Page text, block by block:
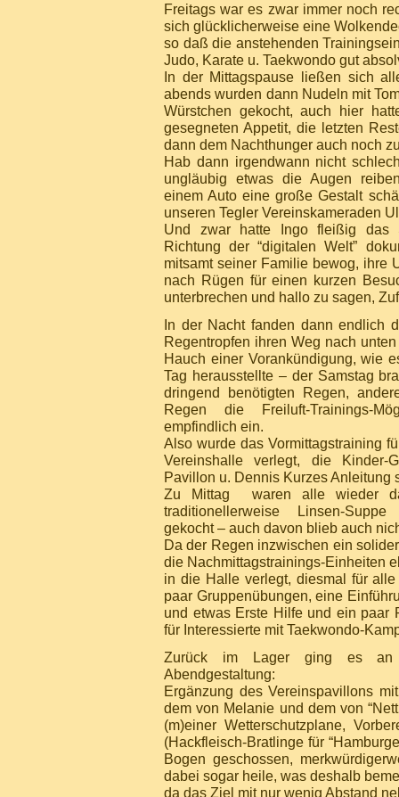
Freitags war es zwar immer noch
sich glücklicherweise eine
so daß die anstehenden
Judo, Karate u. Taekwondo gut
In der Mittagspause ließen sich
abends wurden dann Nudeln mit
Würstchen gekocht, auch hier
gesegneten Appetit, die letzten
dann dem Nachthunger auch noch
Hab dann irgendwann nicht
ungläubig etwas die Augen
einem Auto eine große Gestalt
unseren Tegler Vereinskameraden
Und zwar hatte Ingo fleißig das
Richtung der “digitalen Welt”
mitsamt seiner Familie bewog, ihre
nach Rügen für einen kurzen
unterbrechen und hallo zu sagen,
In der Nacht fanden dann endlich
Regentropfen ihren Weg nach
Hauch einer Vorankündigung, wie
Tag herausstellte – der Samstag
dringend benötigten Regen,
Regen die Freiluft-Trainings-
empfindlich ein.
Also wurde das Vormittagstraining
Vereinshalle verlegt, die Kinder-
Pavillon u. Dennis Kurzes Anleitung
Zu Mittag waren alle wieder
traditionellerweise Linsen-
gekocht – auch davon blieb auch
Da der Regen inzwischen ein
die Nachmittagstrainings-Einheiten
in die Halle verlegt, diesmal für
paar Gruppenübungen, eine
und etwas Erste Hilfe und ein paar
für Interessierte mit Taekwondo-
Zurück im Lager ging es an
Abendgestaltung:
Ergänzung des Vereinspavillons
dem von Melanie und dem von
(m)einer Wetterschutzplane,
(Hackfleisch-Bratlinge für
Bogen geschossen,
dabei sogar heile, was deshalb
da das Ziel mit nur wenig Abstand